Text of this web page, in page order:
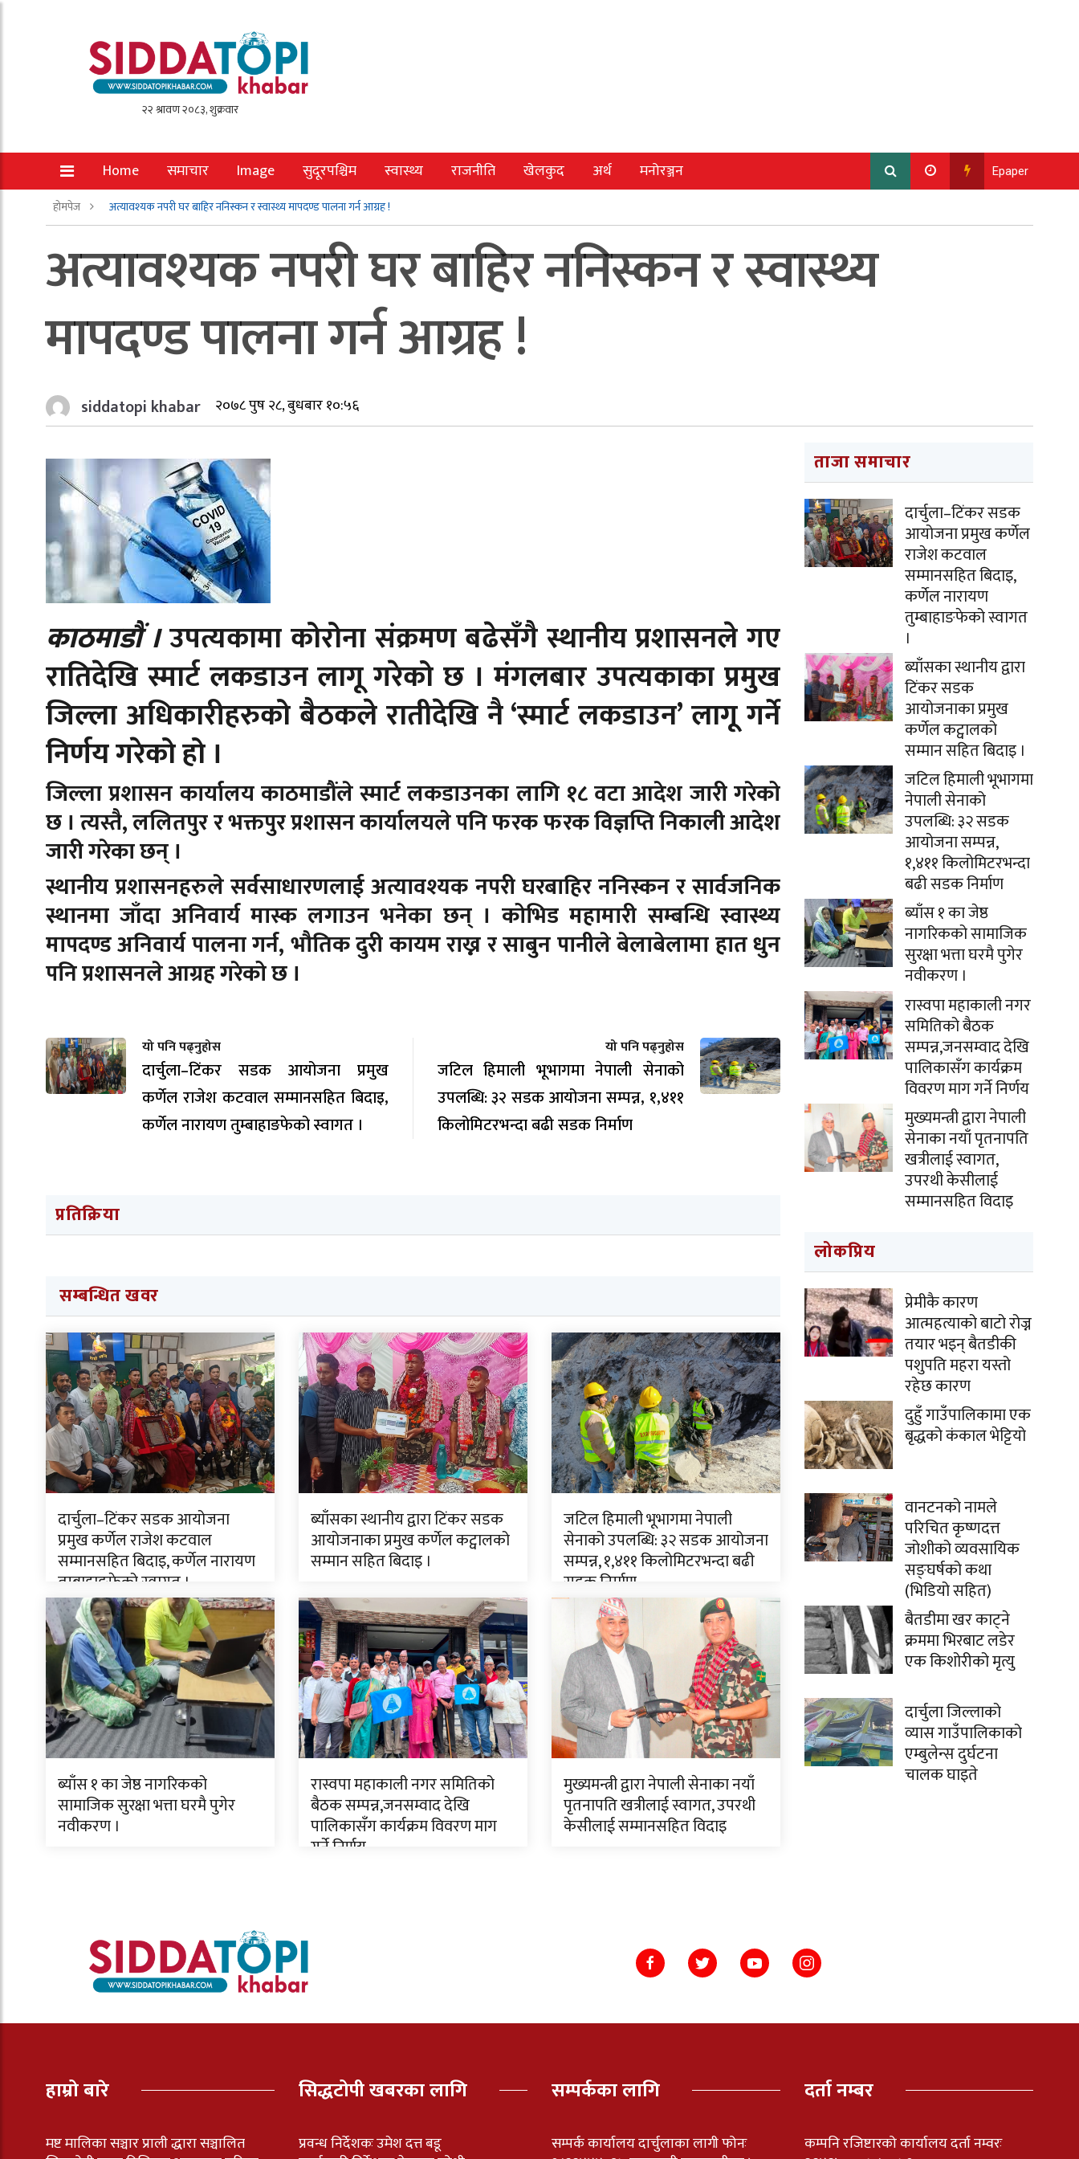
Home समाचार Image सुदूरपश्चिम स्वास्थ्य राजनीति खेलकुद अर्थ मनोरञ्जन Epaper
होमपेज अत्यावश्यक नपरी घर बाहिर ननिस्कन र स्वास्थ्य मापदण्ड पालना गर्न आग्रह !
अत्यावश्यक नपरी घर बाहिर ननिस्कन र स्वास्थ्य
मापदण्ड पालना गर्न आग्रह !
siddatopi khabar २०७८ पुष २८, बुधबार १०:५६
काठमाडौं ।उपत्यकामा कोरोना संक्रमण बढेसँगै स्थानीय प्रशासनले गए
रातिदेखि स्मार्ट लकडाउन लागू गरेको छ । मंगलबार उपत्यकाका प्रमुख
जिल्ला अधिकारीहरुको बैठकले रातीदेखि नै ‘स्मार्ट लकडाउन’ लागू गर्ने
निर्णय गरेको हो ।
जिल्ला प्रशासन कार्यालय काठमाडौंले स्मार्ट लकडाउनका लागि १८ वटा आदेश जारी गरेको
छ । त्यस्तै, ललितपुर र भक्तपुर प्रशासन कार्यालयले पनि फरक फरक विज्ञप्ति निकाली आदेश
जारी गरेका छन् ।
स्थानीय प्रशासनहरुले सर्वसाधारणलाई अत्यावश्यक नपरी घरबाहिर ननिस्कन र सार्वजनिक
स्थानमा जाँदा अनिवार्य मास्क लगाउन भनेका छन् । कोभिड महामारी सम्बन्धि स्वास्थ्य
मापदण्ड अनिवार्य पालना गर्न, भौतिक दुरी कायम राख्न र साबुन पानीले बेलाबेलामा हात धुन
पनि प्रशासनले आग्रह गरेको छ ।
यो पनि पढ्नुहोस
दार्चुला–टिंकर सडक आयोजना प्रमुख
कर्णेल राजेश कटवाल सम्मानसहित बिदाइ,
कर्णेल नारायण तुम्बाहाङफेको स्वागत ।
यो पनि पढ्नुहोस
जटिल हिमाली भूभागमा नेपाली सेनाको
उपलब्धि: ३२ सडक आयोजना सम्पन्न, १,४११
किलोमिटरभन्दा बढी सडक निर्माण
प्रतिक्रिया
सम्बन्धित खवर
दार्चुला–टिंकर सडक आयोजना
प्रमुख कर्णेल राजेश कटवाल
सम्मानसहित बिदाइ, कर्णेल नारायण
तुम्बाहाङफेको स्वागत ।
ब्याँसका स्थानीय द्वारा टिंकर सडक
आयोजनाका प्रमुख कर्णेल कट्वालको
सम्मान सहित बिदाइ ।
जटिल हिमाली भूभागमा नेपाली
सेनाको उपलब्धि: ३२ सडक आयोजना
सम्पन्न, १,४११ किलोमिटरभन्दा बढी
सडक निर्माण
ब्याँस १ का जेष्ठ नागरिकको
सामाजिक सुरक्षा भत्ता घरमै पुगेर
नवीकरण ।
रास्वपा महाकाली नगर समितिको
बैठक सम्पन्न,जनसम्वाद देखि
पालिकासँग कार्यक्रम विवरण माग
गर्ने निर्णय
मुख्यमन्त्री द्वारा नेपाली सेनाका नयाँ
पृतनापति खत्रीलाई स्वागत, उपरथी
केसीलाई सम्मानसहित विदाइ
ताजा समाचार
दार्चुला–टिंकर सडक
आयोजना प्रमुख कर्णेल
राजेश कटवाल
सम्मानसहित बिदाइ,
कर्णेल नारायण
तुम्बाहाङफेको स्वागत
।
ब्याँसका स्थानीय द्वारा
टिंकर सडक
आयोजनाका प्रमुख
कर्णेल कट्वालको
सम्मान सहित बिदाइ ।
जटिल हिमाली भूभागमा
नेपाली सेनाको
उपलब्धि: ३२ सडक
आयोजना सम्पन्न,
१,४११ किलोमिटरभन्दा
बढी सडक निर्माण
ब्याँस १ का जेष्ठ
नागरिकको सामाजिक
सुरक्षा भत्ता घरमै पुगेर
नवीकरण ।
रास्वपा महाकाली नगर
समितिको बैठक
सम्पन्न,जनसम्वाद देखि
पालिकासँग कार्यक्रम
विवरण माग गर्ने निर्णय
मुख्यमन्त्री द्वारा नेपाली
सेनाका नयाँ पृतनापति
खत्रीलाई स्वागत,
उपरथी केसीलाई
सम्मानसहित विदाइ
लोकप्रिय
प्रेमीकै कारण
आत्महत्याको बाटो रोज्न
तयार भइन् बैतडीकी
पशुपति महरा यस्तो
रहेछ कारण
दुहुँ गाउँपालिकामा एक
बृद्धको कंकाल भेट्टियो
वानटनको नामले
परिचित कृष्णदत्त
जोशीको व्यवसायिक
सङ्घर्षको कथा
(भिडियो सहित)
बैतडीमा खर काट्ने
क्रममा भिरबाट लडेर
एक किशोरीको मृत्यु
दार्चुला जिल्लाको
व्यास गाउँपालिकाको
एम्बुलेन्स दुर्घटना
चालक घाइते
हाम्रो बारे
मष्ट मालिका सञ्चार प्राली द्धारा सञ्चालित
सिद्धटोपी खबरका लागि
प्रवन्ध निर्देशकः उमेश दत्त बडू
सम्पर्कका लागि
सम्पर्क कार्यालय दार्चुलाका लागी फोनः
दर्ता नम्बर
कम्पनि रजिष्टारको कार्यालय दर्ता नम्वरः